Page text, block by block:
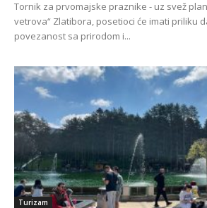
Tornik za prvomajske praznike - uz svež
vetrova“ Zlatibora, posetioci će imati priliku
povezanost sa prirodom i...
Turizam